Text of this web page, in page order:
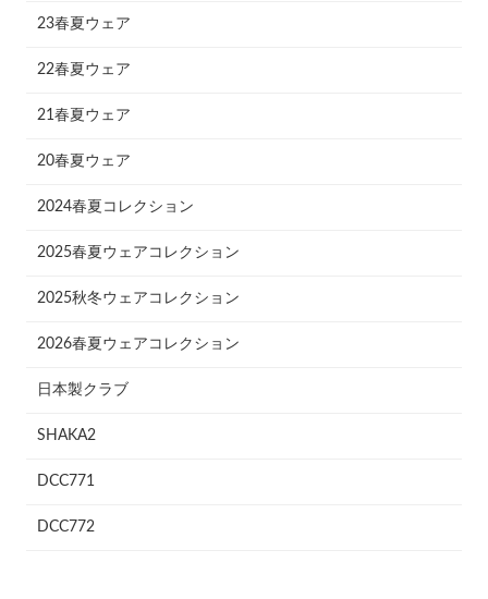
23春夏ウェア
22春夏ウェア
21春夏ウェア
20春夏ウェア
2024春夏コレクション
2025春夏ウェアコレクション
2025秋冬ウェアコレクション
2026春夏ウェアコレクション
日本製クラブ
SHAKA2
DCC771
DCC772